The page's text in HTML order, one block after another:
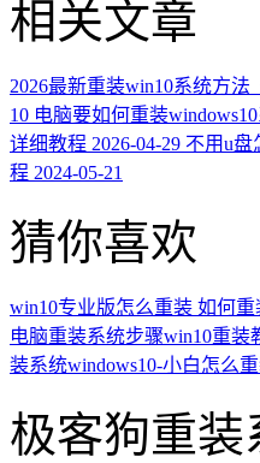
相关文章
2026最新重装win10系统方
10 电脑要如何重装
详细教程 2026-04-29 不用u盘
程 2024-05-21
猜你喜欢
win10专业版怎么重装 如何重
电脑重装系统步骤win10重装
装系统windows10-小白怎么
极客狗重装